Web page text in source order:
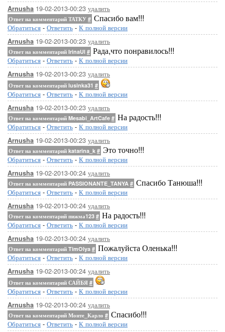
Arnusha 19-02-2013-00:23 удалить
Ответ на комментарий ТАТКУ # Спасибо вам!!!
Обратиться - Ответить - К полной версии
Arnusha 19-02-2013-00:23 удалить
Ответ на комментарий IrinaUl # Рада,что понравилось!!!
Обратиться - Ответить - К полной версии
Arnusha 19-02-2013-00:23 удалить
Ответ на комментарий lusinka31 #
Обратиться - Ответить - К полной версии
Arnusha 19-02-2013-00:23 удалить
Ответ на комментарий Mesabi_ArtCafe # На радость!!!
Обратиться - Ответить - К полной версии
Arnusha 19-02-2013-00:23 удалить
Ответ на комментарий katarina_k # Это точно!!!
Обратиться - Ответить - К полной версии
Arnusha 19-02-2013-00:24 удалить
Ответ на комментарий PASSIONANTE_TANYA # Спасибо Танюша!!!
Обратиться - Ответить - К полной версии
Arnusha 19-02-2013-00:24 удалить
Ответ на комментарий пижма123 # На радость!!!
Обратиться - Ответить - К полной версии
Arnusha 19-02-2013-00:24 удалить
Ответ на комментарий TimOlya # Пожалуйста Оленька!!!
Обратиться - Ответить - К полной версии
Arnusha 19-02-2013-00:24 удалить
Ответ на комментарий САЙБЯ #
Обратиться - Ответить - К полной версии
Arnusha 19-02-2013-00:24 удалить
Ответ на комментарий Монте_Карло # Спасибо!!!
Обратиться - Ответить - К полной версии